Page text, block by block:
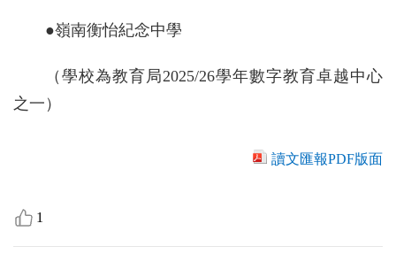
●嶺南衡怡紀念中學
（學校為教育局2025/26學年數字教育卓越中心
之一）
讀文匯報PDF版面
1